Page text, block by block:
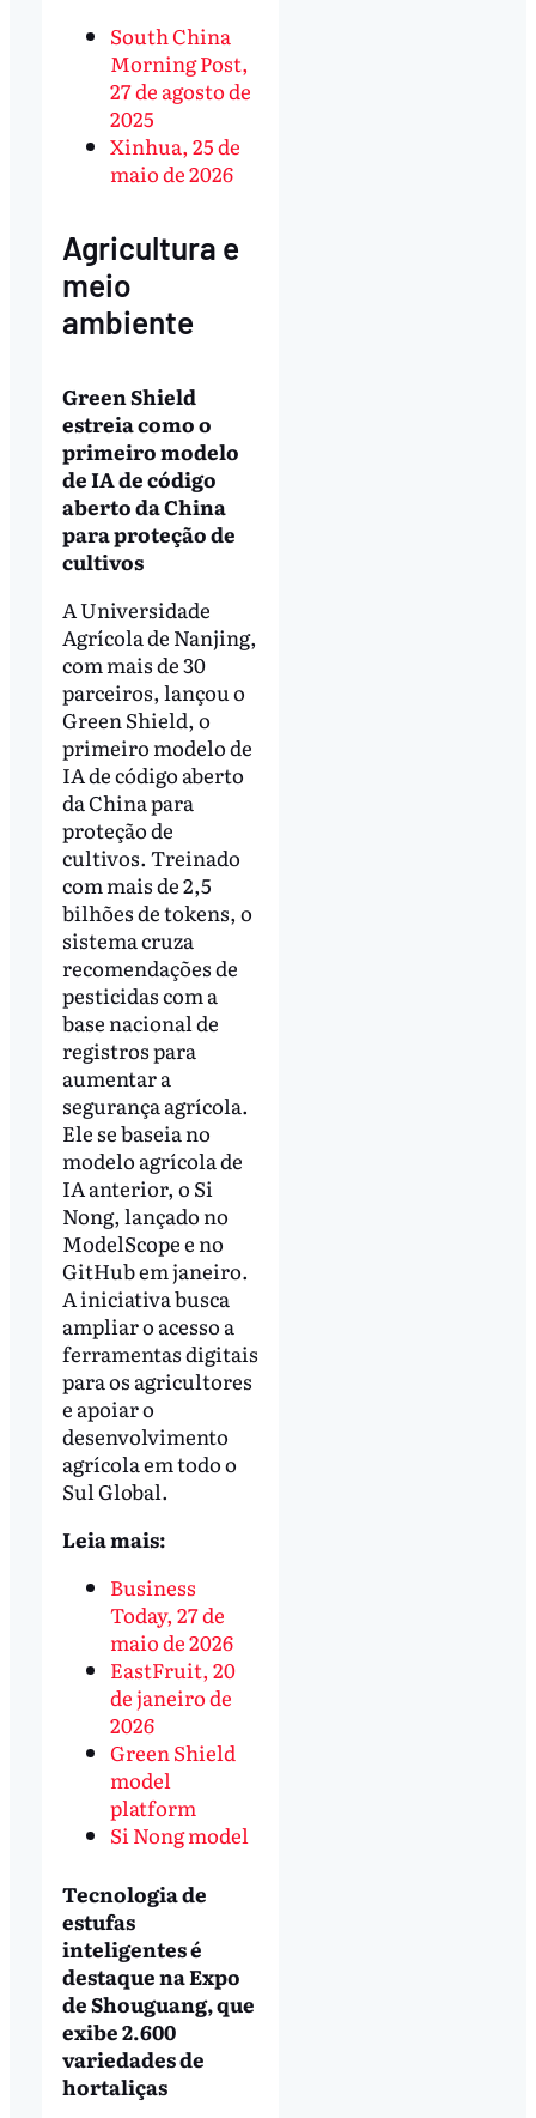
South China
Morning Post,
27 de agosto de
2025
Xinhua, 25 de
maio de 2026
Agricultura e
meio
ambiente
Green Shield
estreia como o
primeiro modelo
de IA de código
aberto da China
para proteção de
cultivos
A Universidade
Agrícola de Nanjing,
com mais de 30
parceiros, lançou o
Green Shield, o
primeiro modelo de
IA de código aberto
da China para
proteção de
cultivos. Treinado
com mais de 2,5
bilhões de tokens, o
sistema cruza
recomendações de
pesticidas com a
base nacional de
registros para
aumentar a
segurança agrícola.
Ele se baseia no
modelo agrícola de
IA anterior, o Si
Nong, lançado no
ModelScope e no
GitHub em janeiro.
A iniciativa busca
ampliar o acesso a
ferramentas digitais
para os agricultores
e apoiar o
desenvolvimento
agrícola em todo o
Sul Global.
Leia mais:
Business
Today, 27 de
maio de 2026
EastFruit, 20
de janeiro de
2026
Green Shield
model
platform
Si Nong model
Tecnologia de
estufas
inteligentes é
destaque na Expo
de Shouguang, que
exibe 2.600
variedades de
hortaliças